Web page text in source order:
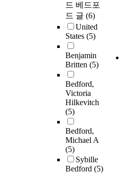
드 베드포
드 글 (6)
United
States (5)
Benjamin
Britten (5)
Bedford,
Victoria
Hilkevitch
(5)
Bedford,
Michael A
(5)
Sybille
Bedford (5)